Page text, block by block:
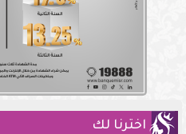
اخترنا لك